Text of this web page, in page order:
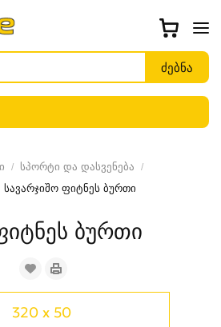
სპორტი და დასვენება
სავარჯიშო ფიტნეს ბურთი
ბურთი
320 x 50